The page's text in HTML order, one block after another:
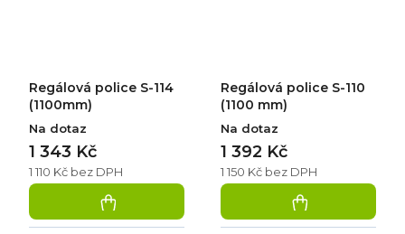
Regálová police S-114
(1100mm)
Na dotaz
1 110 Kč bez DPH
1 343 Kč
Regálová police S-110
(1100 mm)
Na dotaz
1 150 Kč bez DPH
1 392 Kč